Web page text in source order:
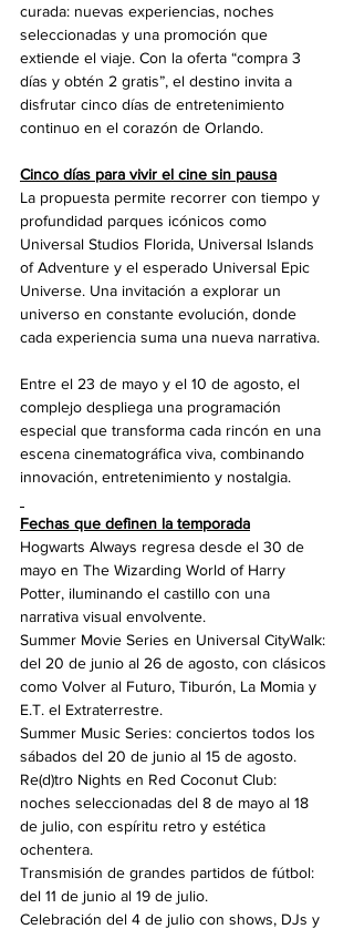
curada: nuevas experiencias, noches
seleccionadas y una promoción que
extiende el viaje. Con la oferta “compra 3
días y obtén 2 gratis”, el destino invita a
disfrutar cinco días de entretenimiento
continuo en el corazón de Orlando.
Cinco días para vivir el cine sin pausa
La propuesta permite recorrer con tiempo y
profundidad parques icónicos como
Universal Studios Florida, Universal Islands
of Adventure y el esperado Universal Epic
Universe. Una invitación a explorar un
universo en constante evolución, donde
cada experiencia suma una nueva narrativa.
Entre el 23 de mayo y el 10 de agosto, el
complejo despliega una programación
especial que transforma cada rincón en una
escena cinematográfica viva, combinando
innovación, entretenimiento y nostalgia.
Fechas que definen la temporada
Hogwarts Always regresa desde el 30 de
mayo en The Wizarding World of Harry
Potter, iluminando el castillo con una
narrativa visual envolvente.
Summer Movie Series en Universal CityWalk:
del 20 de junio al 26 de agosto, con clásicos
como Volver al Futuro, Tiburón, La Momia y
E.T. el Extraterrestre.
Summer Music Series: conciertos todos los
sábados del 20 de junio al 15 de agosto.
Re(d)tro Nights en Red Coconut Club:
noches seleccionadas del 8 de mayo al 18
de julio, con espíritu retro y estética
ochentera.
Transmisión de grandes partidos de fútbol:
del 11 de junio al 19 de julio.
Celebración del 4 de julio con shows, DJs y